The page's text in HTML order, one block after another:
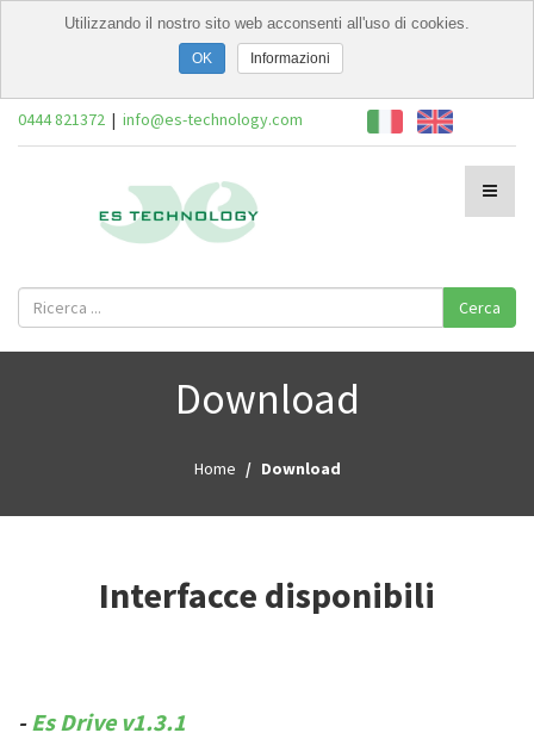
0444 821372 | info@es-technology.com
Cerca
Download
Home Download
Interfacce disponibili
​-Es Drive v1.3.1
Utilizzando il nostro sito web acconsenti all'uso di cookies.
Informazioni